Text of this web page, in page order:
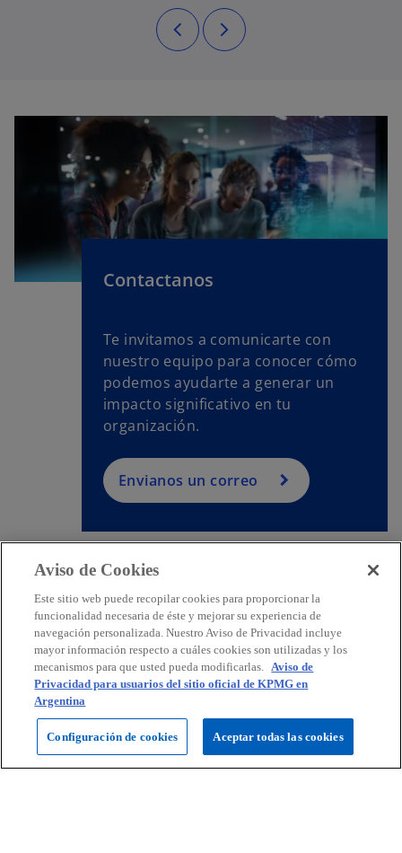
Contactanos
Te invitamos a comunicarte con
nuestro equipo para conocer cómo
podemos ayudarte a generar un
impacto significativo en tu
organización.
Envianos un correo
Contacto
Prensa
KPMG Argentina
s
s
s
Aviso de Cookies
Este sitio web puede recopilar cookies para proporcionar la
funcionalidad necesaria de éste y mejorar su experiencia de
navegación personalizada. Nuestro Aviso de Privacidad incluye
mayor información respecto a cuáles cookies son utilizadas y los
mecanismos para que usted pueda modificarlas. Aviso de
Privacidad para usuarios del sitio oficial de KPMG en
Argentina
Configuración de cookies Aceptar todas las cookies